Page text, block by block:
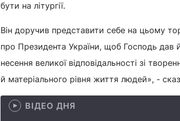
бути на літургії.
Він доручив представити себе на цьому
про Президента України, щоб Господь дав
несення великої відповідальності зі
й матеріального рівня життя людей», -
ВІДЕО ДНЯ